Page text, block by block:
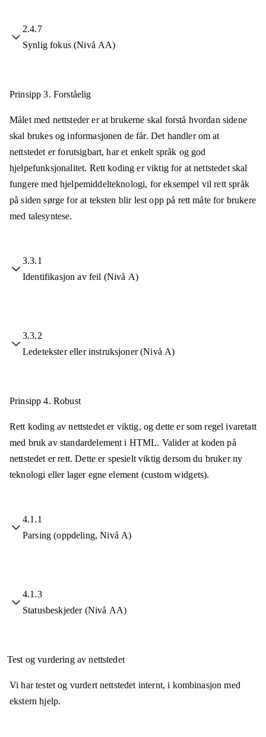
2.4.7
Synlig fokus (Nivå AA)
Prinsipp 3. Forståelig
Målet med nettsteder er at brukerne skal forstå hvordan sidene
skal brukes og informasjonen de får. Det handler om at
nettstedet er forutsigbart, har et enkelt språk og god
hjelpefunksjonalitet. Rett koding er viktig for at nettstedet skal
fungere med hjelpemiddelteknologi, for eksempel vil rett språk
på siden sørge for at teksten blir lest opp på rett måte for brukere
med talesyntese.
3.3.1
Identifikasjon av feil (Nivå A)
3.3.2
Ledetekster eller instruksjoner (Nivå A)
Prinsipp 4. Robust
Rett koding av nettstedet er viktig, og dette er som regel ivaretatt
med bruk av standardelement i HTML. Valider at koden på
nettstedet er rett. Dette er spesielt viktig dersom du bruker ny
teknologi eller lager egne element (custom widgets).
4.1.1
Parsing (oppdeling, Nivå A)
4.1.3
Statusbeskjeder (Nivå AA)
Test og vurdering av nettstedet
Vi har testet og vurdert nettstedet internt, i kombinasjon med
ekstern hjelp.